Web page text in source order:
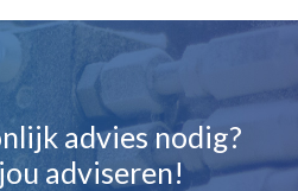
advies nodig?
adviseren!